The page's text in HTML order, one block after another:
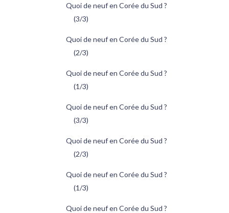
Quoi de neuf en Corée du Sud ?
(3/3)
Quoi de neuf en Corée du Sud ?
(2/3)
Quoi de neuf en Corée du Sud ?
(1/3)
Quoi de neuf en Corée du Sud ?
(3/3)
Quoi de neuf en Corée du Sud ?
(2/3)
Quoi de neuf en Corée du Sud ?
(1/3)
Quoi de neuf en Corée du Sud ?